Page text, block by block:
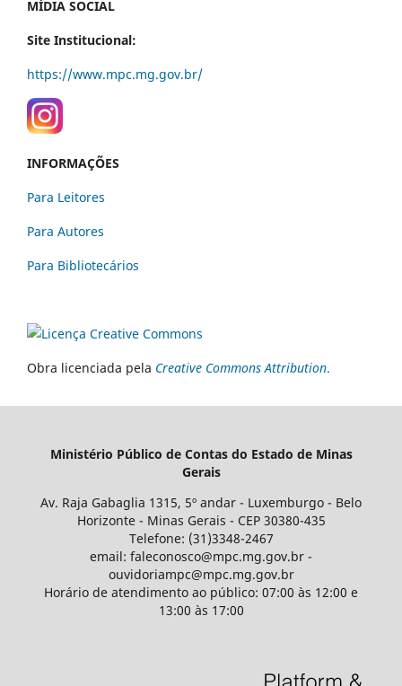
MÍDIA SOCIAL
Site Institucional:
https://www.mpc.mg.gov.br/
INFORMAÇÕES
Para Leitores
Para Autores
Para Bibliotecários
Obra licenciada pela Creative Commons Attribution.
Ministério Público de Contas do Estado de Minas
Gerais
Av. Raja Gabaglia 1315, 5º andar - Luxemburgo - Belo
Horizonte - Minas Gerais - CEP 30380-435
Telefone: (31)3348-2467
email: faleconosco@mpc.mg.gov.br -
ouvidoriampc@mpc.mg.gov.br
Horário de atendimento ao público: 07:00 às 12:00 e
13:00 às 17:00